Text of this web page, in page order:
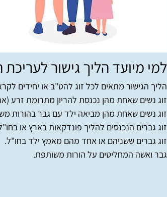
למי מיועד הליך גישור
הליך הגישור מתאים לכל זוג להט"ב או יחידים
זוג נשים שאחת מהן נכנסת להריון מתרומת זרע
זוג נשים שאחת מהן מביאה ילד עם גבר בהורות
זוג גברים הנכנסים להליך פונדקאות בארץ או
זוג גברים ששניהם או אחד מהם מאמץ ילד בחו"ל.
גבר ואשה המחליטים על הורות משותפת.